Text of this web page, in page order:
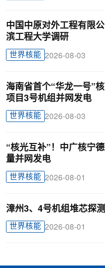
中国中原对外工程有限
滨工程大学调研
世界核能 2026-08-03
海南省首个“华龙一号”
项目3号机组并网发电
世界核能 2026-08-03
“核光互补”！中广核宁
量并网发电
世界核能 2026-08-01
漳州3、4号机组堆芯探
世界核能 2026-08-01